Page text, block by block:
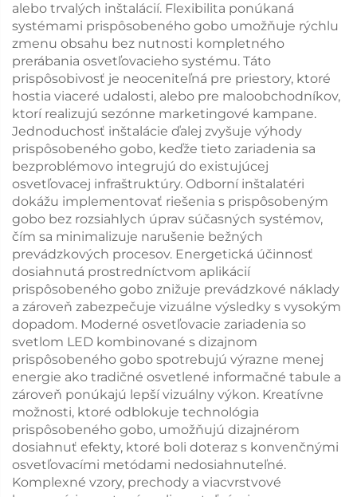
alebo trvalých inštalácií. Flexibilita ponúkaná
systémami prispôsobeného gobo umožňuje rýchlu
zmenu obsahu bez nutnosti kompletného
prerábania osvetľovacieho systému. Táto
prispôsobivosť je neoceniteľná pre priestory, ktoré
hostia viaceré udalosti, alebo pre maloobchodníkov,
ktorí realizujú sezónne marketingové kampane.
Jednoduchosť inštalácie ďalej zvyšuje výhody
prispôsobeného gobo, keďže tieto zariadenia sa
bezproblémovo integrujú do existujúcej
osvetľovacej infraštruktúry. Odborní inštalatéri
dokážu implementovať riešenia s prispôsobeným
gobo bez rozsiahlych úprav súčasných systémov,
čím sa minimalizuje narušenie bežných
prevádzkových procesov. Energetická účinnosť
dosiahnutá prostredníctvom aplikácií
prispôsobeného gobo znižuje prevádzkové náklady
a zároveň zabezpečuje vizuálne výsledky s vysokým
dopadom. Moderné osvetľovacie zariadenia so
svetlom LED kombinované s dizajnom
prispôsobeného gobo spotrebujú výrazne menej
energie ako tradičné osvetlené informačné tabule a
zároveň ponúkajú lepší vizuálny výkon. Kreatívne
možnosti, ktoré odblokuje technológia
prispôsobeného gobo, umožňujú dizajnérom
dosiahnuť efekty, ktoré boli doteraz s konvenčnými
osvetľovacími metódami nedosiahnuteľné.
Komplexné vzory, prechody a viacvrstvové